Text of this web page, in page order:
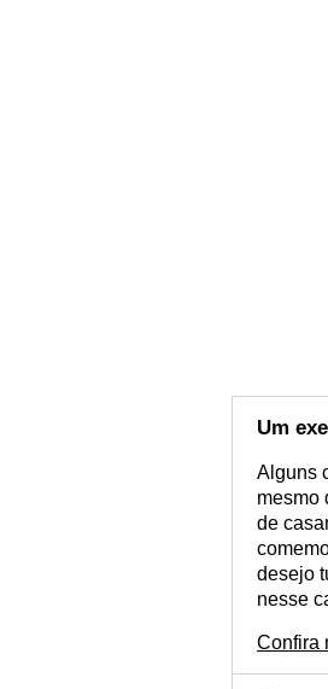
Um
Alguns
mesmo
de
desejo
nesse
Confira